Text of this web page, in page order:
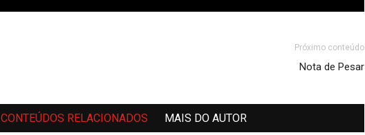
Próximo conteúdo
Nota de Pesar
CONTEÚDOS RELACIONADOS MAIS DO AUTOR